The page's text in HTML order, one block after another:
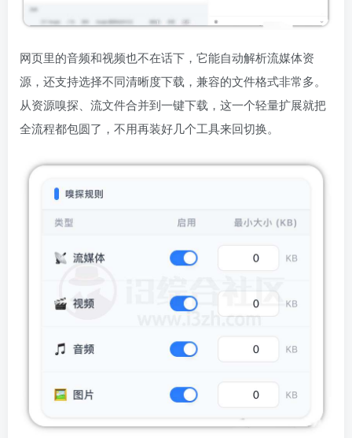
网页里的音频和视频也不在话下，它能自动解析流媒体资
源，还支持选择不同清晰度下载，兼容的文件格式非常多。
从资源嗅探、流文件合并到一键下载，这一个轻量扩展就把
全流程都包圆了，不用再装好几个工具来回切换。